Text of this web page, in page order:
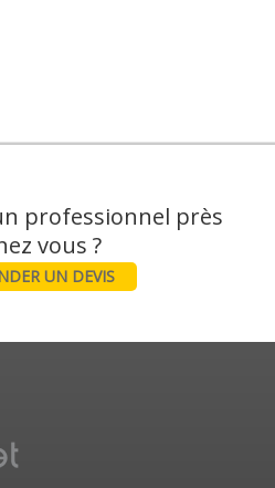
professionnel près
UN DEVIS